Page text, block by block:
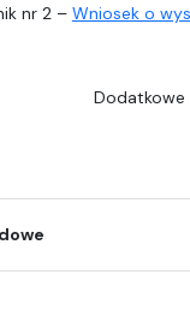
nr 2 – Wniosek o